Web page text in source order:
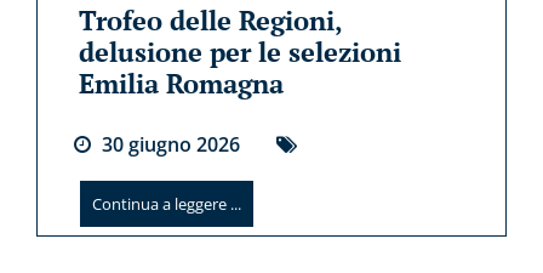
Trofeo delle Regioni,
delusione per le selezioni
Emilia Romagna
30giugno 2026
Continua a leggere ...